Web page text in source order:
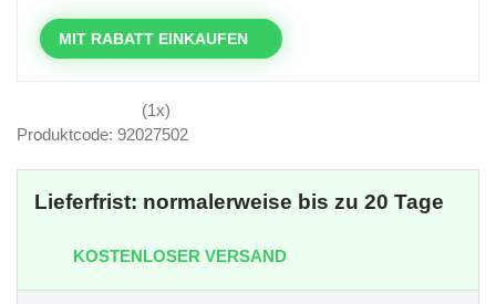
MIT RABATT EINKAUFEN
(1x)
Produktcode: 92027502
Lieferfrist: normalerweise bis zu 20 Tage
KOSTENLOSER VERSAND